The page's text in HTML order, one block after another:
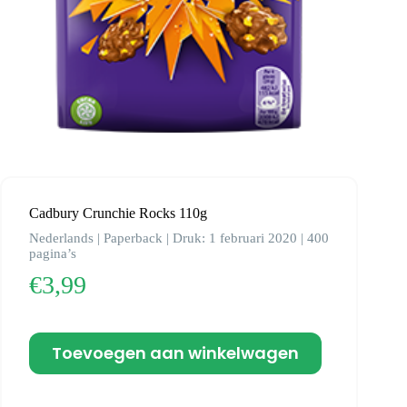
Cadbury Crunchie Rocks 110g
Nederlands | Paperback | Druk: 1 februari 2020 | 400
pagina’s
€3,99
Toevoegen aan winkelwagen